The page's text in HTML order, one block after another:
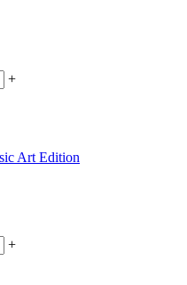
+
Art Edition
+